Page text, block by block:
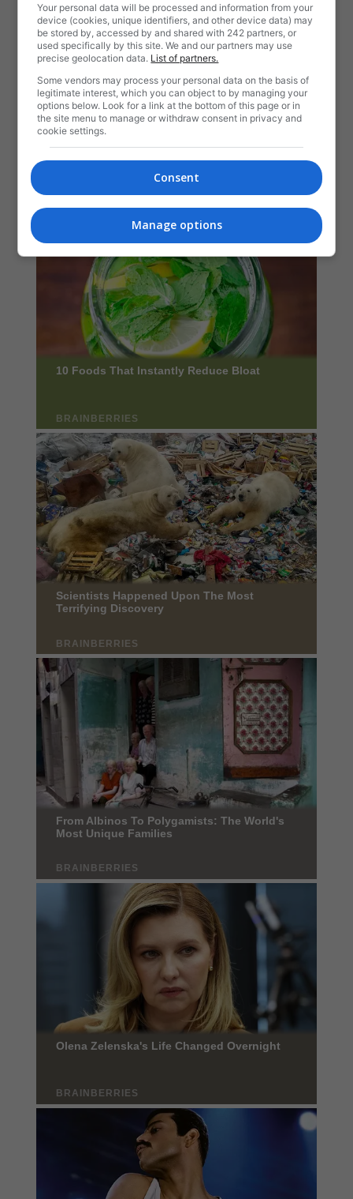
Your personal data will be processed and information from your
device (cookies, unique identifiers, and other device data) may
be stored by, accessed by and shared with 242 partners, or
used specifically by this site. We and our partners may use
precise geolocation data. List of partners.
Some vendors may process your personal data on the basis of
legitimate interest, which you can object to by managing your
options below. Look for a link at the bottom of this page or in
the site menu to manage or withdraw consent in privacy and
cookie settings.
Consent
Manage options